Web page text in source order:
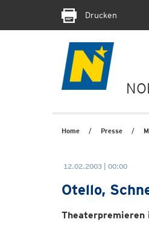
Drucken
Home Presse
12.02.2003 | 00:00
Otello,
Theaterpremieren